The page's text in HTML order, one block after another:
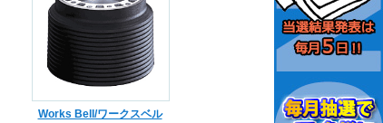
Works Bell/ワークスベル